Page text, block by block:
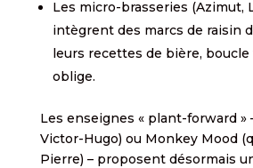
Les micro-brasseries (Azimut,
intègrent des marcs de raisin
leurs recettes de bière,
oblige.
Les enseignes « plant-forward »
Victor-Hugo) ou Monkey Mood
Pierre) – proposent désormais